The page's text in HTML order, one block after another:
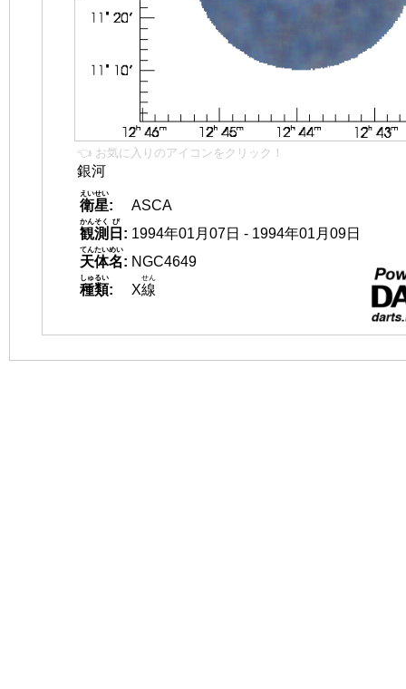
👈 お気に入りのアイコンをクリック！
銀河
衛星
えいせい
:
ASCA
観測
かんそく
日
び
: 1994年01月07日 - 1994年01月09日
天体名
てんたいめい
: NGC4649
種類
しゅるい
: X線
せん